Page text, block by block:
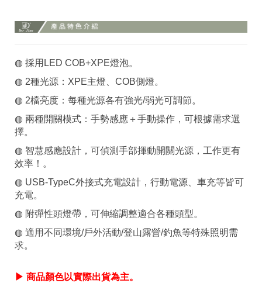
◍ 採用LED COB+XPE燈泡。
◍ 2種光源：XPE主燈、COB側燈。
◍ 2檔亮度：每種光源各有強光/弱光可調節。
◍ 兩種開關模式：手勢感應＋手動操作，可根據需求選
擇。
◍ 智慧感應設計，可偵測手部揮動開關光源，工作更有
效率！。
◍ USB-TypeC外接式充電設計，行動電源、車充等皆可
充電。
◍ 附彈性頭燈帶，可伸縮調整適合各種頭型。
◍ 適用不同環境/戶外活動/登山露營/釣魚等特殊照明需
求。
▶ 商品顏色以實際出貨為主。